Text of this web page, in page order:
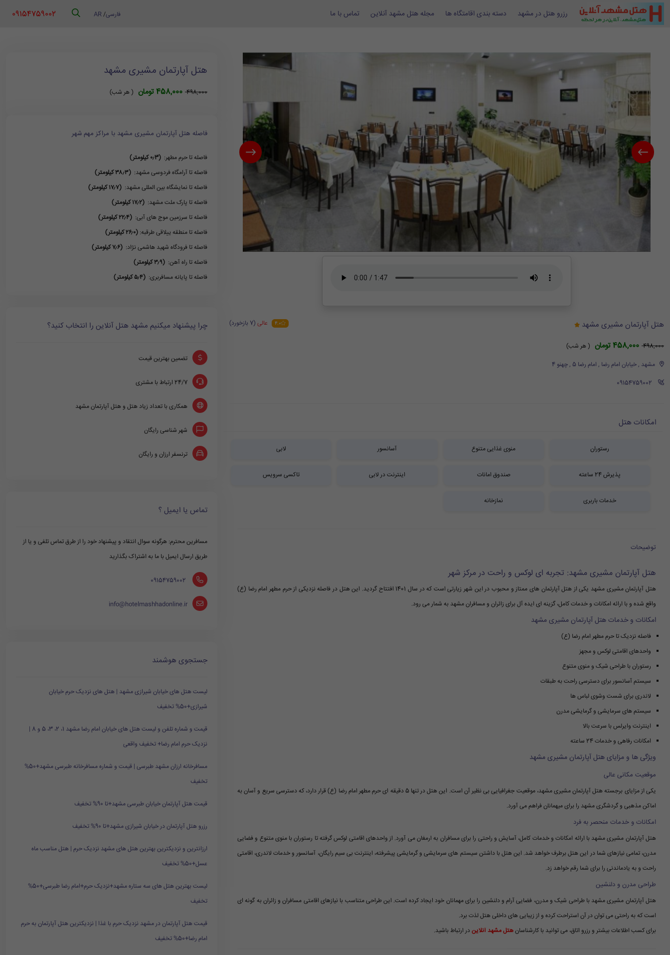
رزرو هتل در مشهد دسته بندی اقامتگاه ها مجله هتل مشهد آنلاین تماس با ما فارسی/
AR
‪ 09154759002
هتل آپارتمان مشیری مشهد
498,000 458,000 تومان
( هر شب)
مشهد , خیابان امام رضا , امام رضا 5 , چهنو 4
‪ 09154759002
4.0 عالی (7 بازخورد)
امکانات هتل
رستوران منوی غذایی متنوع آسانسور لابی
پذیرش 24 ساعته صندوق امانات اینترنت در لابی تاکسی سرویس
خدمات باربری نمازخانه
توضیحات
هتل آپارتمان مشیری مشهد: تجربه ای لوکس و راحت در مرکز شهر
هتل آپارتمان مشیری مشهد یکی از هتل آپارتمان های ممتاز و محبوب در این شهر زیارتی است که در سال 1401 افتتاح گردید. این هتل در فاصله نزدیکی از حرم مطهر امام رضا (ع)
واقع شده و با ارائه امکانات و خدمات کامل، گزینه ای ایده آل برای زائران و مسافران مشهد به شمار می رود.
امکانات و خدمات هتل آپارتمان مشیری مشهد
فاصله نزدیک تا حرم مطهر امام رضا (ع)
واحدهای اقامتی لوکس و مجهز
رستوران با طراحی شیک و منوی متنوع
سیستم آسانسور برای دسترسی راحت به طبقات
لاندری برای شست وشوی لباس ها
سیستم های سرمایشی و گرمایشی مدرن
اینترنت وایرلس با سرعت بالا
امکانات رفاهی و خدمات 24 ساعته
ویژگی ها و مزایای هتل آپارتمان مشیری مشهد
موقعیت مکانی عالی
یکی از مزایای برجسته هتل آپارتمان مشیری مشهد، موقعیت جغرافیایی بی نظیر آن است. این هتل در تنها 5 دقیقه ای حرم مطهر امام رضا (ع) قرار دارد، که دسترسی سریع و آسان به
اماکن مذهبی و گردشگری مشهد را برای میهمانان فراهم می آورد.
امکانات و خدمات منحصر به فرد
هتل آپارتمان مشیری مشهد با ارائه امکانات و خدمات کامل، آسایش و راحتی را برای مسافران به ارمغان می آورد. از واحدهای اقامتی لوکس گرفته تا رستوران با منوی متنوع و فضایی
مدرن، تمامی نیازهای شما در این هتل برطرف خواهد شد. این هتل با داشتن سیستم های سرمایشی و گرمایشی پیشرفته، اینترنت بی سیم رایگان، آسانسور و خدمات لاندری، اقامتی
راحت و به یادماندنی را برای شما رقم خواهد زد.
طراحی مدرن و دلنشین
هتل آپارتمان مشیری مشهد با طراحی شیک و مدرن، فضایی آرام و دلنشین را برای مهمانان خود ایجاد کرده است. این طراحی متناسب با نیازهای اقامتی مسافران و زائران به گونه ای
است که به راحتی می توان در آن استراحت کرده و از زیبایی های داخلی هتل لذت برد.
برای کسب اطلاعات بیشتر و رزرو اتاق، می توانید با کارشناسانهتل مشهد آنلایندر ارتباط باشید.
هتل آپارتمان مشیری مشهد
498,000 458,000 تومان ( هر شب)
فاصله هتل آپارتمان مشیری مشهد با مراکز مهم شهر
فاصله تا حرم مطهر: (۰٫3 کیلومتر)
فاصله تا آرامگاه فردوسی مشهد: (۳۸٫۳ کیلومتر)
فاصله تا نمایشگاه بین المللی مشهد: (۱۷٫۷ کیلومتر)
فاصله تا پارک ملت مشهد: (۱۷٫۲ کیلومتر)
فاصله تا سرزمین موج های آبی: (۲۲٫۴ کیلومتر)
فاصله تا منطقه ییلاقی طرقبه: (۲۶٫۰ کیلومتر)
فاصله تا فرودگاه شهید هاشمی نژاد: (۷٫۶ کیلومتر)
فاصله تا راه آهن: (۳٫۹ کیلومتر)
فاصله تا پایانه مسافربری: (۵٫۴ کیلومتر)
چرا پیشنهاد میکنیم مشهد هتل آنلاین را انتخاب کنید؟
تضمین بهترین قیمت
24/7 ارتباط با مشتری
همکاری با تعداد زیاد هتل و هتل آپارتمان مشهد
شهر شناسی رایگان
ترنسفر ارزان و رایگان
تماس یا ایمیل ؟
مسافرین محترم: هرگونه سوال انتقاد و پیشنهاد خود را از طرق تماس تلفی و یا از
طریق ارسال ایمیل با ما به اشتراک بگذارید
‪ 09154759002
info@hotelmashhadonline.ir
جستجوی هوشمند
لیست هتل های خیابان شیرازی مشهد | هتل های نزدیک حرم خیابان
شیرازی+50% تخفیف
قیمت و شماره تلفن و لیست هتل های خیابان امام رضا مشهد 1، 2، 3، 5 و 8 |
نزدیک حرم امام رضا+ تخفیف واقعی
مسافرخانه ارزان مشهد طبرسی | قیمت و شماره مسافرخانه طبرسی مشهد+50%
تخفیف
قیمت هتل آپارتمان خیابان طبرسی مشهد+تا 90% تخفیف
رزرو هتل آپارتمان در خیابان شیرازی مشهد+تا 90% تخفیف
ارزانترین و نزدیکترین بهترین هتل های مشهد نزدیک حرم | هتل مناسب ماه
عسل+50% تخفیف
لیست بهترین هتل های سه ستاره مشهد+نزدیک حرم+امام رضا طبرسی+50%
تخفیف
قیمت هتل آپارتمان در مشهد نزدیک حرم با غذا | نزدیکترین هتل آپارتمان به حرم
امام رضا+50% تخفیف